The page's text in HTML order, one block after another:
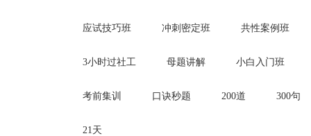
应试技巧班 冲刺密定班 共性案例班
3小时过社工 母题讲解 小白入门班
考前集训 口诀秒题 200道 300句
21天